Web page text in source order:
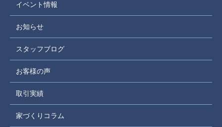
イベント情報
お知らせ
スタッフブログ
お客様の声
取引実績
家づくりコラム